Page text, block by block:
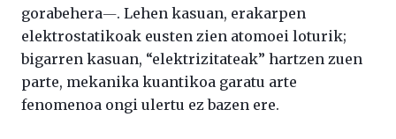
gorabehera―. Lehen kasuan, erakarpen
elektrostatikoak eusten zien atomoei loturik;
bigarren kasuan, “elektrizitateak” hartzen zuen
parte, mekanika kuantikoa garatu arte
fenomenoa ongi ulertu ez bazen ere.